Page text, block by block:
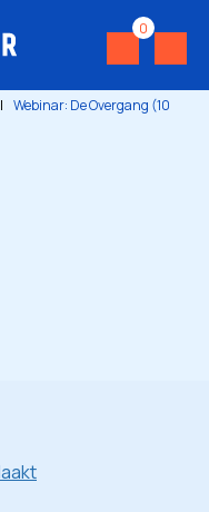
0
| Webinar: De Overgang (10